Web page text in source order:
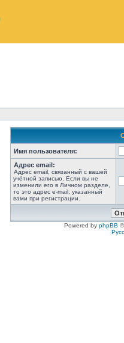
Имя пользователя:
Адрес email:
Адрес email, связанный с вашей
учётной записью. Если вы не
изменили его в Личном разделе,
то это адрес e-mail, указанный
вами при регистрации.
Powered by phpBB